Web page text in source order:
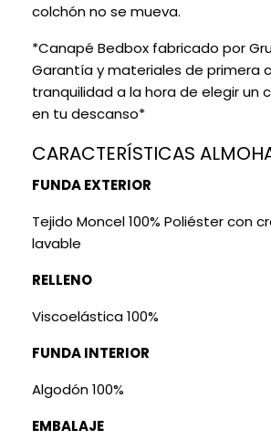
colchón no se mueva.
*Canapé Bedbox fabricado por
Garantía y materiales de primera
tranquilidad a la hora de elegir un
en tu descanso*
CARACTERÍSTICAS
FUNDA EXTERIOR
Tejido Moncel 100% Poliéster con
lavable
RELLENO
Viscoelástica 100%
FUNDA INTERIOR
Algodón 100%
EMBALAJE